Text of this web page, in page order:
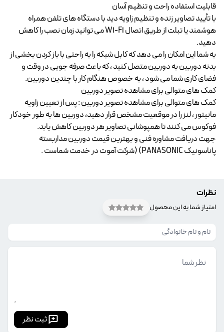
قابلیت استفاده راحت و تنظیم آسان
با تأیید تصاویر زنده و تنظیم زاویه دید با دستگاه های تلفن همراه
هوشمند یا تبلت از طریق اتصال Wi-Fi می توانید زمان نصب را کاهش
دهید.
به شما این امکان را می دهد که کابل شبکه را به راحتی با باز کردن بخشی از
بدنه دوربین به دوربین متصل کنید ، که باعث صرفه جویی در وقت و
فضای کاری شما می شود ، به خصوص هنگام کار با چندین دوربین.
کمک های متوالی برای مشاهده تصویر دوربین
کمک های متوالی برای مشاهده تصویر دوربین : پس از تعیین زاویه
مانیتور ، لنز را در موقعیت مشخص قرار دهید، دوربین ها به طور خودکار
فوکوس می کنند تا همپوشانی تصاویر هر دوربین کاهش یابد.
جهت دریافت مشاوره فنی و بهترین قیمتدوربین مداربسته
پاناسونیک
نظرات
امتیاز شما به این محصول
ثبت نظر